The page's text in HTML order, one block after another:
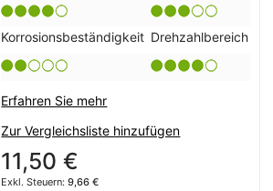
Korrosionsbeständigkeit Drehzahlbereich
Erfahren Sie mehr
Zur Vergleichsliste hinzufügen
11,50 €
9,66 €